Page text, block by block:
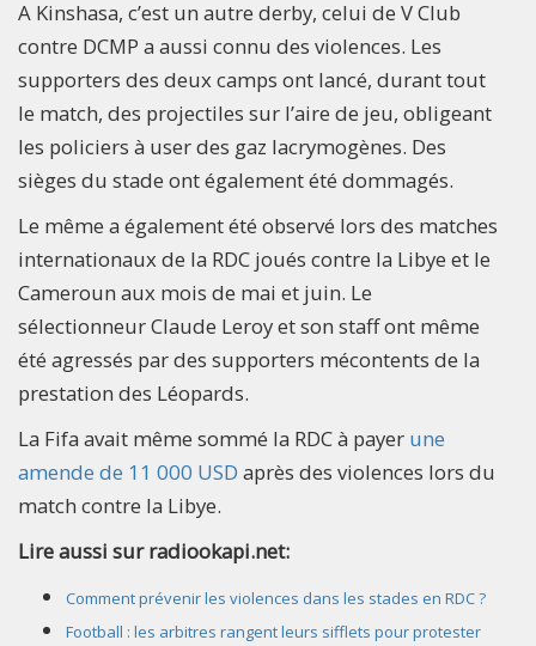
A Kinshasa, c’est un autre derby, celui de V Club
contre DCMP a aussi connu des violences. Les
supporters des deux camps ont lancé, durant tout
le match, des projectiles sur l’aire de jeu, obligeant
les policiers à user des gaz lacrymogènes. Des
sièges du stade ont également été dommagés.
Le même a également été observé lors des matches
internationaux de la RDC joués contre la Libye et le
Cameroun aux mois de mai et juin. Le
sélectionneur Claude Leroy et son staff ont même
été agressés par des supporters mécontents de la
prestation des Léopards.
La Fifa avait même sommé la RDC à payer une
amende de 11 000 USD après des violences lors du
match contre la Libye.
Lire aussi sur radiookapi.net:
Comment prévenir les violences dans les stades en RDC ?
Football : les arbitres rangent leurs sifflets pour protester